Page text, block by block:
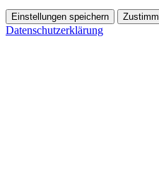
Einstellungen speichern
Datenschutzerklärung